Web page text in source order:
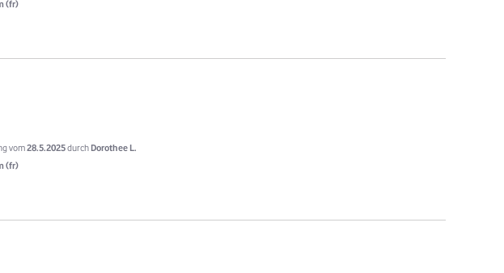
(fr)
vom28.5.2025durch Dorothee L.
(fr)